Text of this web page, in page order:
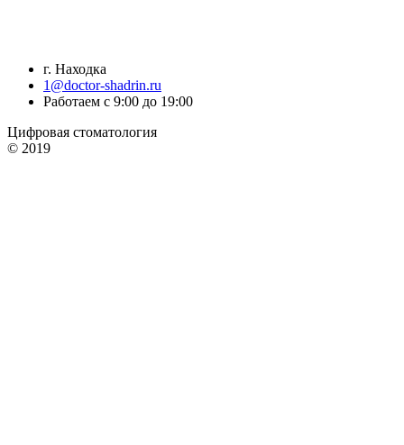
г. Находка
1@doctor-shadrin.ru
Работаем с 9:00 до 19:00
Цифровая стоматология
© 2019